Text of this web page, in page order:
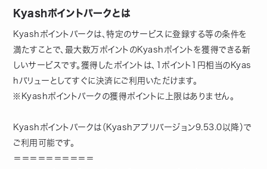
Kyashポイントパークとは
Kyashポイントパークは、特定のサービスに登録する等の条件を
満たすことで、最大数万ポイントのKyashポイントを獲得できる新
しいサービスです。獲得したポイントは、1ポイント1円相当のKyas
hバリューとしてすぐに決済にご利用いただけます。
※Kyashポイントパークの獲得ポイントに上限はありません。
Kyashポイントパークは（Kyashアプリバージョン9.53.0以降）で
ご利用可能です。
＝＝＝＝＝＝＝＝＝＝